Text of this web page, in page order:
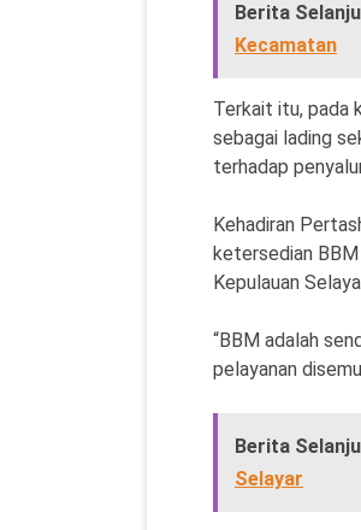
Berita
Kecamatan
Terkait itu, pada
sebagai lading
terhadap
Kehadiran
ketersedian
Kepulauan
“BBM adalah
pelayanan
Berita
Selayar